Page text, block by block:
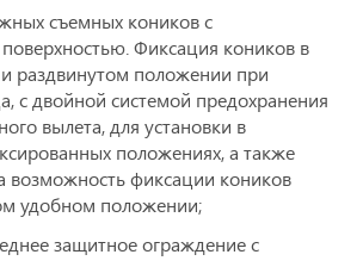
съемных коников с
Фиксация коников в
раздвинутом положении при
с двойной системой предохранения
вылета, для установки в
положениях, а также
возможность фиксации коников
удобном положении;
защитное ограждение с